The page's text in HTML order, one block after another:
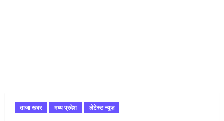
ताजा खबर मध्य प्रदेश लेटेस्ट न्यूज़